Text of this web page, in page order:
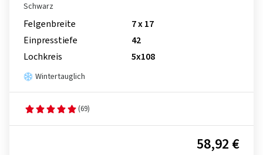
Schwarz
Felgenbreite
7 x 17
Einpresstiefe
42
Lochkreis
5x108
Wintertauglich
(69)
58,92 €